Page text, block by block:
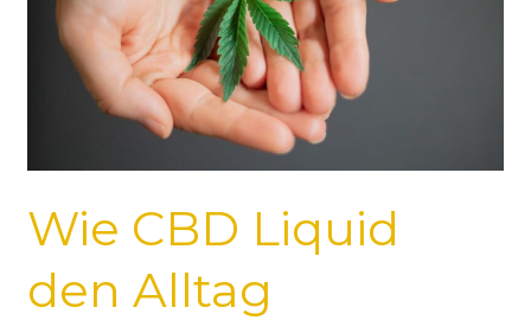
Wie CBD Liquid
den Alltag
erleichtern
kann